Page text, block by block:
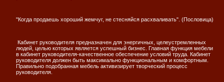
"Когда продаешь хороший жемчуг, не стесняйся расхваливать". (Пословица)
Кабинет руководителя предназначен для энергичных, целеустремленных
людей, целью которых является успешный бизнес. Главная функция мебели
в кабинет руководителя-качественное обеспечение условий труда. Кабинет
руководителя должен быть максимально функциональным и комфортным.
Правильно подобранная мебель активизирует творческий процесс
руководителя.